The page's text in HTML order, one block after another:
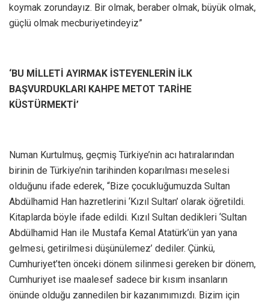
koymak zorundayız. Bir olmak, beraber olmak, büyük olmak,
güçlü olmak mecburiyetindeyiz”
‘BU MİLLETİ AYIRMAK İSTEYENLERİN İLK
BAŞVURDUKLARI KAHPE METOT TARİHE
KÜSTÜRMEKTİ’
Numan Kurtulmuş, geçmiş Türkiye’nin acı hatıralarından
birinin de Türkiye’nin tarihinden koparılması meselesi
olduğunu ifade ederek, “Bize çocukluğumuzda Sultan
Abdülhamid Han hazretlerini ‘Kızıl Sultan’ olarak öğretildi.
Kitaplarda böyle ifade edildi. Kızıl Sultan dedikleri ‘Sultan
Abdülhamid Han ile Mustafa Kemal Atatürk’ün yan yana
gelmesi, getirilmesi düşünülemez’ dediler. Çünkü,
Cumhuriyet’ten önceki dönem silinmesi gereken bir dönem,
Cumhuriyet ise maalesef sadece bir kısım insanların
önünde olduğu zannedilen bir kazanımımızdı. Bizim için